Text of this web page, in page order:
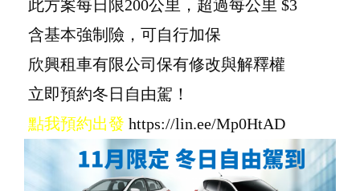
此方案每日限200公里，超過每公里 $3
含基本強制險，可自行加保
欣興租車有限公司保有修改與解釋權
立即預約冬日自由駕！
點我預約出發 https://lin.ee/Mp0HtAD